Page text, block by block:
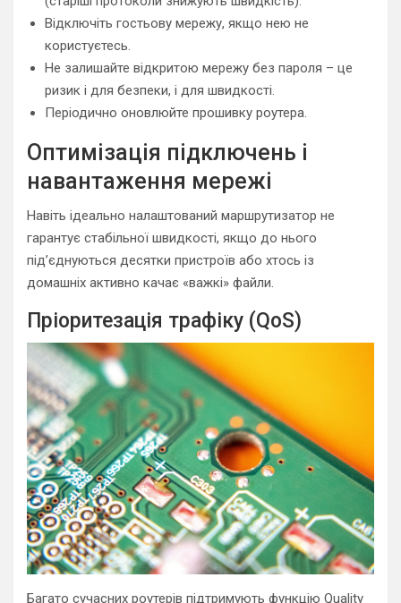
Відключіть гостьову мережу, якщо нею не
користуєтесь.
Не залишайте відкритою мережу без пароля – це
ризик і для безпеки, і для швидкості.
Періодично оновлюйте прошивку роутера.
Оптимізація підключень і
навантаження мережі
Навіть ідеально налаштований маршрутизатор не
гарантує стабільної швидкості, якщо до нього
під’єднуються десятки пристроїв або хтось із
домашніх активно качає «важкі» файли.
Пріоритезація трафіку (QoS)
Багато сучасних роутерів підтримують функцію Quality